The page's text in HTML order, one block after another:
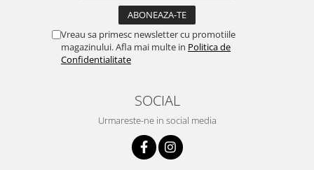
Vreau sa primesc newsletter cu promotiile
magazinului. Afla mai multe in Politica de
Confidentialitate
SOCIAL
Urmareste-ne in social media